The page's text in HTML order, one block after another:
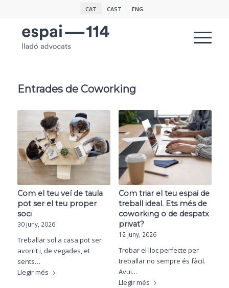
CAT CAST ENG
Entrades de Coworking
Com el teu veí de taula
pot ser el teu proper
soci
30 juny, 2026
Treballar sol a casa pot ser
avorrit i, de vegades, et
sents…
Llegir més
Com triar el teu espai de
treball ideal. Ets més de
coworking o de despatx
privat?
12 juny, 2026
Trobar el lloc perfecte per
treballar no sempre és fàcil.
Avui…
Llegir més